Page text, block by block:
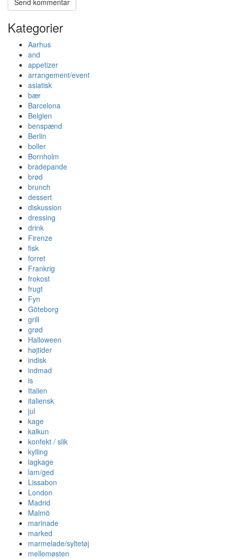
Kategorier
Aarhus
and
appetizer
arrangement/event
asiatisk
bær
Barcelona
Belgien
benspænd
Berlin
boller
Bornholm
bradepande
brød
brunch
dessert
diskussion
dressing
drink
Firenze
fisk
forret
Frankrig
frokost
frugt
Fyn
Göteborg
grill
grød
Halloween
højtider
indisk
indmad
is
Italien
italiensk
jul
kage
kalkun
konfekt / slik
kylling
lagkage
lam/ged
Lissabon
London
Madrid
Malmö
marinade
marked
marmelade/syltetøj
mellemøsten